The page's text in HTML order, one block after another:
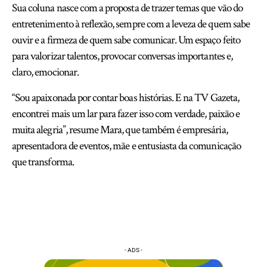
Sua coluna nasce com a proposta de trazer temas que vão do
entretenimento à reflexão, sempre com a leveza de quem sabe
ouvir e a firmeza de quem sabe comunicar. Um espaço feito
para valorizar talentos, provocar conversas importantes e,
claro, emocionar.
“Sou apaixonada por contar boas histórias. E na TV Gazeta,
encontrei mais um lar para fazer isso com verdade, paixão e
muita alegria”, resume Mara, que também é empresária,
apresentadora de eventos, mãe e entusiasta da comunicação
que transforma.
- ADS -